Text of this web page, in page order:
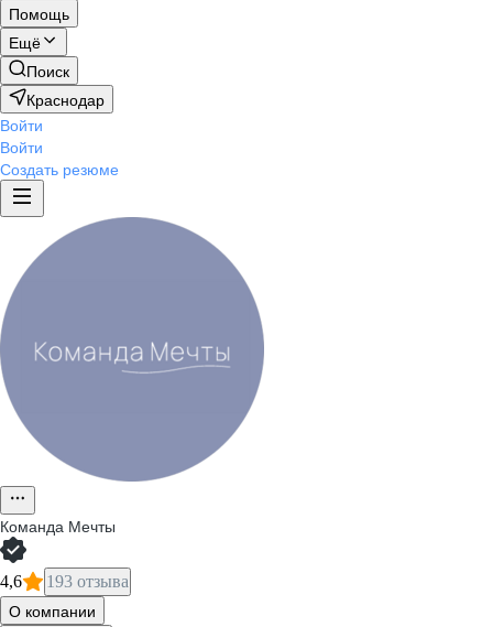
Помощь
Ещё
Поиск
Краснодар
Войти
Войти
Создать резюме
Команда Мечты
4,6 193 отзыва
О компании